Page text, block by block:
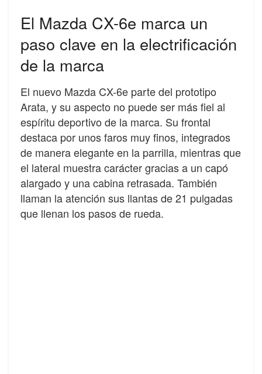
El Mazda CX-6e marca un
paso clave en la electrificación
de la marca
El nuevo Mazda CX-6e parte del prototipo
Arata, y su aspecto no puede ser más fiel al
espíritu deportivo de la marca. Su frontal
destaca por unos faros muy finos, integrados
de manera elegante en la parrilla, mientras que
el lateral muestra carácter gracias a un capó
alargado y una cabina retrasada. También
llaman la atención sus llantas de 21 pulgadas
que llenan los pasos de rueda.